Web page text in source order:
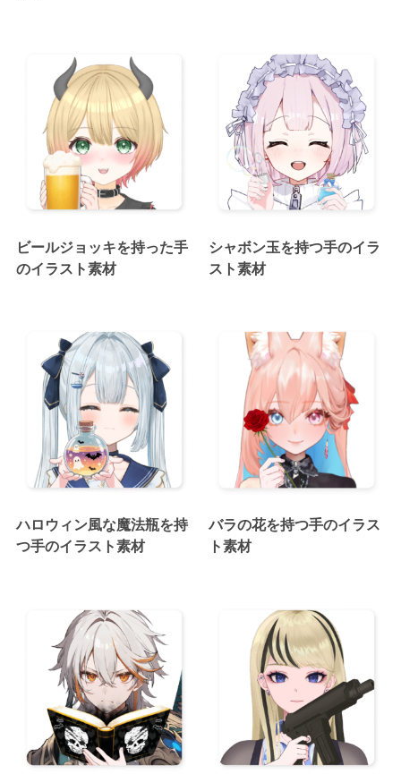
ビールジョッキを持った手
のイラスト素材
シャボン玉を持つ手のイラ
スト素材
ハロウィン風な魔法瓶を持
つ手のイラスト素材
バラの花を持つ手のイラス
ト素材